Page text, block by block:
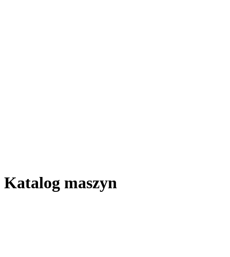
Katalog maszyn